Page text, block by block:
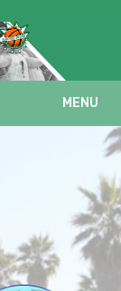
MENU